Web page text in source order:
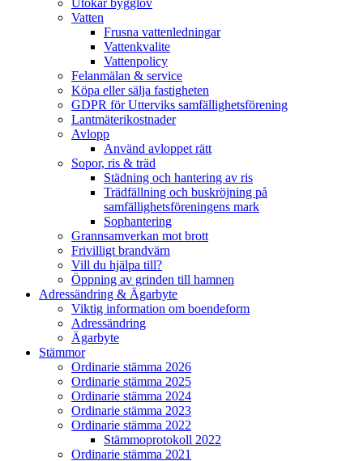
Utökar bygglov
Vatten
Frusna vattenledningar
Vattenkvalite
Vattenpolicy
Felanmälan & service
Köpa eller sälja fastigheten
GDPR för Utterviks samfällighetsförening
Lantmäterikostnader
Avlopp
Använd avloppet rätt
Sopor, ris & träd
Städning och hantering av ris
Trädfällning och buskröjning på
samfällighetsföreningens mark
Sophantering
Grannsamverkan mot brott
Frivilligt brandvärn
Vill du hjälpa till?
Öppning av grinden till hamnen
Adressändring & Ägarbyte
Viktig information om boendeform
Adressändring
Ägarbyte
Stämmor
Ordinarie stämma 2026
Ordinarie stämma 2025
Ordinarie stämma 2024
Ordinarie stämma 2023
Ordinarie stämma 2022
Stämmoprotokoll 2022
Ordinarie stämma 2021